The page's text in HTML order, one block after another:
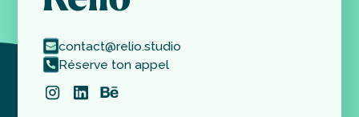
contact@relio.studio
Réserve ton appel